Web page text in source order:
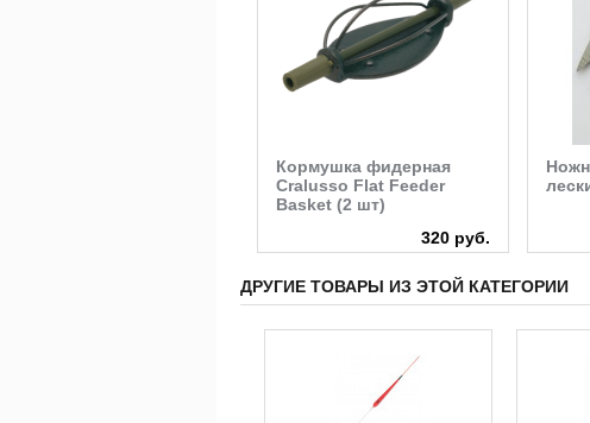
Кормушка фидерная
Cralusso Flat Feeder
Basket (2 шт)
320 руб.
ДРУГИЕ ТОВАРЫ ИЗ ЭТОЙ КАТЕГОРИИ